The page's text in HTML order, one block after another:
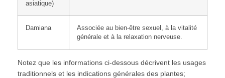
asiatique)
Damiana
Associée au bien‑être sexuel, à la vitalité
générale et à la relaxation nerveuse.
Notez que les informations ci‑dessous décrivent les usages
traditionnels et les indications générales des plantes;